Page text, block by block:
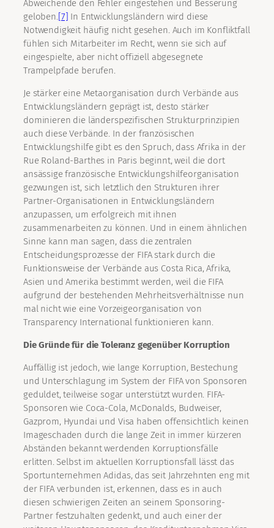
Abweichende den Fehler eingestehen und Besserung
geloben.[7] In Entwicklungsländern wird diese
Notwendigkeit häufig nicht gesehen. Auch im Konfliktfall
fühlen sich Mitarbeiter im Recht, wenn sie sich auf
eingespielte, aber nicht offiziell abgesegnete
Trampelpfade berufen.
Je stärker eine Metaorganisation durch Verbände aus
Entwicklungsländern geprägt ist, desto stärker
dominieren die länderspezifischen Strukturprinzipien
auch diese Verbände. In der französischen
Entwicklungshilfe gibt es den Spruch, dass Afrika in der
Rue Roland-Barthes in Paris beginnt, weil die dort
ansässige französische Entwicklungshilfeorganisation
gezwungen ist, sich letztlich den Strukturen ihrer
Partner-Organisationen in Entwicklungsländern
anzupassen, um erfolgreich mit ihnen
zusammenarbeiten zu können. Und in einem ähnlichen
Sinne kann man sagen, dass die zentralen
Entscheidungsprozesse der FIFA stark durch die
Funktionsweise der Verbände aus Costa Rica, Afrika,
Asien und Amerika bestimmt werden, weil die FIFA
aufgrund der bestehenden Mehrheitsverhältnisse nun
mal nicht wie eine Vorzeigeorganisation von
Transparency International funktionieren kann.
Die Gründe für die Toleranz gegenüber Korruption
Auffällig ist jedoch, wie lange Korruption, Bestechung
und Unterschlagung im System der FIFA von Sponsoren
geduldet, teilweise sogar unterstützt wurden. FIFA-
Sponsoren wie Coca-Cola, McDonalds, Budweiser,
Gazprom, Hyundai und Visa haben offensichtlich keinen
Imageschaden durch die lange Zeit in immer kürzeren
Abständen bekannt werdenden Korruptionsfälle
erlitten. Selbst im aktuellen Korruptionsfall lässt das
Sportunternehmen Adidas, das seit Jahrzehnten eng mit
der FIFA verbunden ist, erkennen, dass es in auch
diesen schwierigen Zeiten an seinem Sponsoring-
Partner festzuhalten gedenkt, und auch einer der